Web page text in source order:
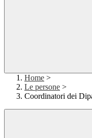
Home >
Le persone >
Coordinatori dei